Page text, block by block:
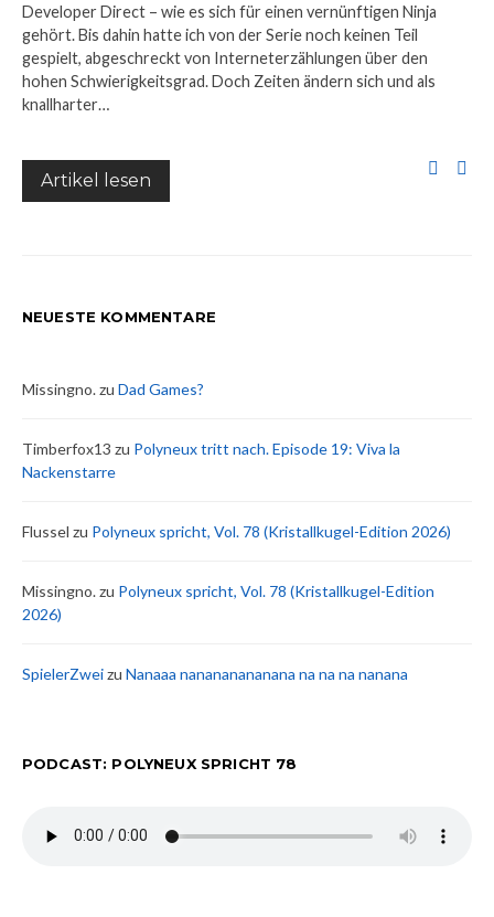
Developer Direct – wie es sich für einen vernünftigen Ninja
gehört. Bis dahin hatte ich von der Serie noch keinen Teil
gespielt, abgeschreckt von Interneterzählungen über den
hohen Schwierigkeitsgrad. Doch Zeiten ändern sich und als
knallharter…
Artikel lesen
NEUESTE KOMMENTARE
Missingno.zu Dad Games?
Timberfox13 zu Polyneux tritt nach. Episode 19: Viva la
Nackenstarre
Flussel zu Polyneux spricht, Vol. 78 (Kristallkugel-Edition 2026)
Missingno.zu Polyneux spricht, Vol. 78 (Kristallkugel-Edition
2026)
SpielerZweizu Nanaaa nanananananana na na na nanana
PODCAST: POLYNEUX SPRICHT 78